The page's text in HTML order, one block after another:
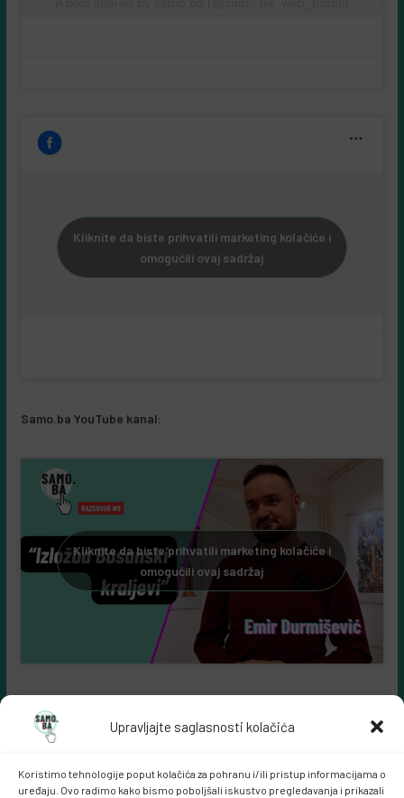
Upravljajte saglasnosti kolačića
Koristimo tehnologije poput kolačića za pohranu i/ili pristup informacijama o
uređaju. Ovo radimo kako bismo poboljšali iskustvo pregledavanja i prikazali
Kliknite da biste prihvatili marketing kolačiće i
omogućili ovaj sadržaj
Samo.ba YouTube kanal:
Kliknite da biste prihvatili marketing kolačiće i
omogućili ovaj sadržaj